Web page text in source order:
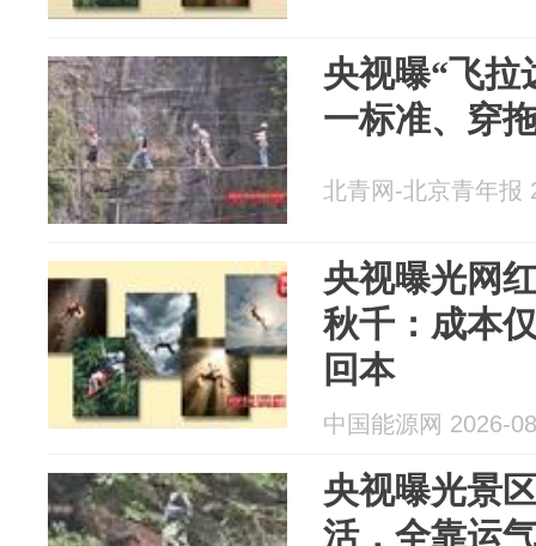
央视曝“飞拉
一标准、穿
北青网-北京青年报
央视曝光网
秋千：成本
回本
中国能源网 2026-
央视曝光景
活，全靠运